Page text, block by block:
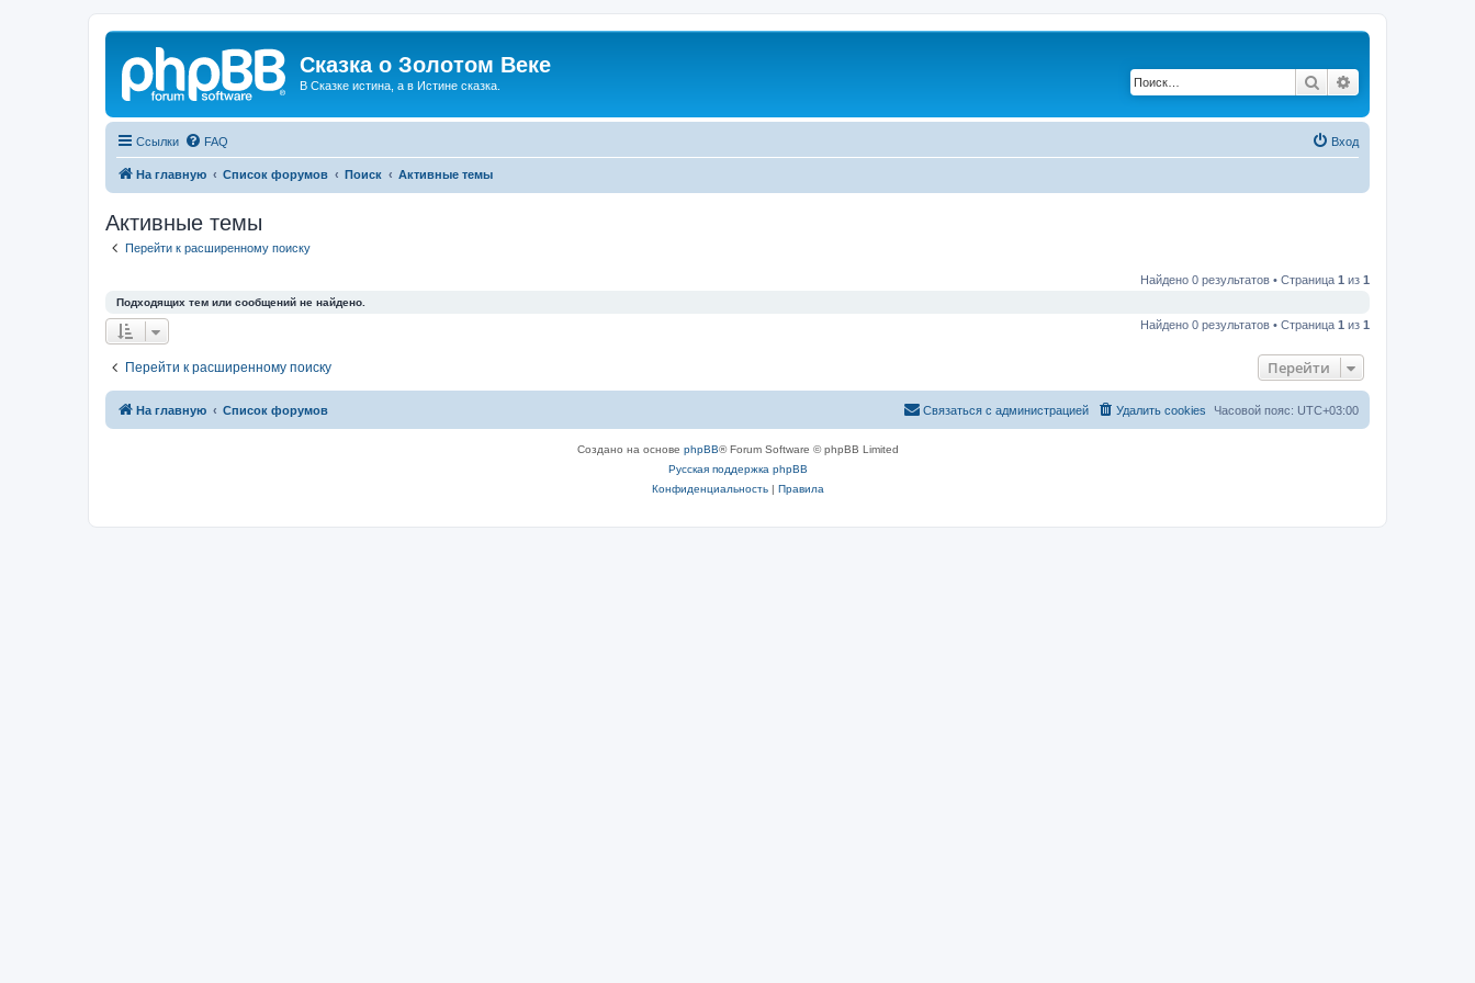
Сказка о Золотом Веке
В Сказке истина, а в Истине сказка. Поиск
Ссылки FAQ Вход
На главную Список форумов Поиск Активные темы
Активные темы
Перейти к расширенному поиску
Найдено 0 результатов • Страница 1 из 1
Подходящих тем или сообщений не найдено.
Найдено 0 результатов • Страница 1 из 1
Перейти к расширенному поиску Перейти
На главную Список форумов Часовой пояс: UTC+03:00
Удалить cookies
Связаться с администрацией
Создано на основе phpBB® Forum Software © phpBB Limited
Русская поддержка phpBB
Конфиденциальность| Правила